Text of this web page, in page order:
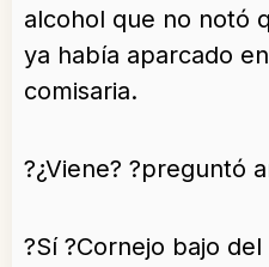
alcohol que no notó
ya había aparcado
comisaria.
?¿Viene? ?preguntó
?Sí ?Cornejo bajo